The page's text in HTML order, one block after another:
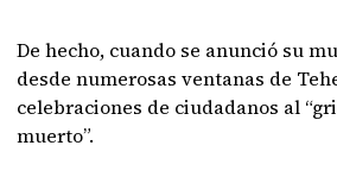
De hecho, cuando se anunció su
desde numerosas ventanas de
celebraciones de ciudadanos al
muerto”.